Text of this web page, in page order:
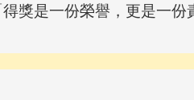
獎是一份榮譽，更是一份